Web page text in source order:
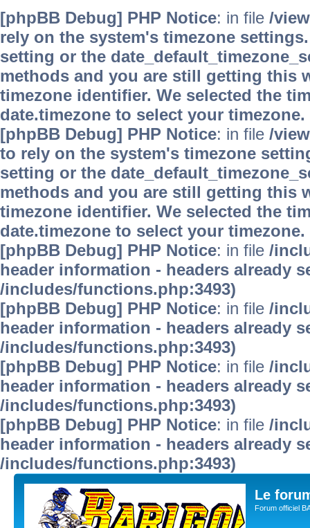
[phpBB Debug] PHP Notice: in file /
rely on the system's timezone
setting or the
methods and you are still getting this
timezone identifier. We selected the
date.timezone to select your timezone.
[phpBB Debug] PHP Notice: in file /
to rely on the system's timezone
setting or the
methods and you are still getting this
timezone identifier. We selected the
date.timezone to select your timezone.
[phpBB Debug] PHP Notice: in file /
header information - headers already
/includes/functions.php:3493)
[phpBB Debug] PHP Notice: in file /
header information - headers already
/includes/functions.php:3493)
[phpBB Debug] PHP Notice: in file /
header information - headers already
/includes/functions.php:3493)
[phpBB Debug] PHP Notice: in file /
header information - headers already
/includes/functions.php:3493)
Le
Forum officiel